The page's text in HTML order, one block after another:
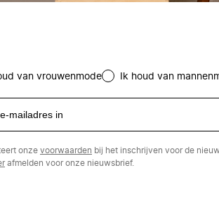
van vrouwenmode Ik houd van
onze voorwaarden bij het inschrijven voor de
afmelden voor onze nieuwsbrief.